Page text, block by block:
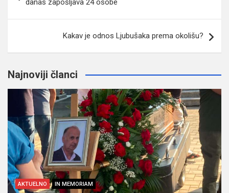
danas zapošljava 24 osobe
Kakav je odnos Ljubušaka prema okolišu?
Najnoviji članci
AKTUELNO IN MEMORIAM